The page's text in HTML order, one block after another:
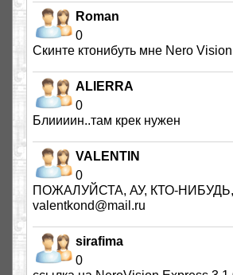
Roman
0
Скинте ктонибуть мне Nero
ALIERRA
0
Блиииин..там крек нужен
VALENTIN
0
ПОЖАЛУЙСТА, АУ, КТО-НИБУДЬ,
valentkond@mail.ru
sirafima
0